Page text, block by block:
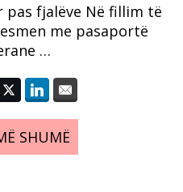
fjalëve Në fillim të
me pasaportë
…
SHUMË